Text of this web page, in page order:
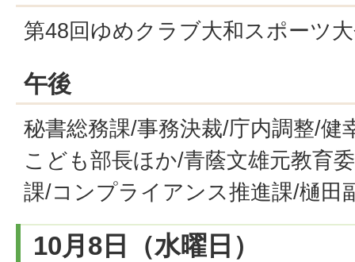
第48回ゆめクラブ大和スポーツ
午後
秘書総務課/事務決裁/庁内調整/健
こども部長ほか/青蔭文雄元教育
課/コンプライアンス推進課/樋田
10月8日（水曜日）